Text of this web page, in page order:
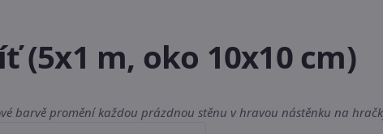
(5x1 m, oko 10x10 cm)
barvě promění každou prázdnou stěnu v hravou nástěnku na